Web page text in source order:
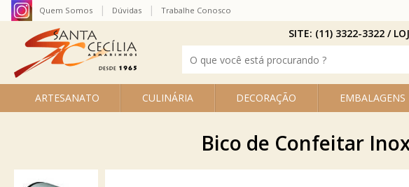
ARTESANATO CULINÁRIA DECORAÇÃO EMBALAGENS
Quem Somos Dúvidas Trabalhe Conosco
SITE: (11) 3322-3322 /
Bico de Confeitar